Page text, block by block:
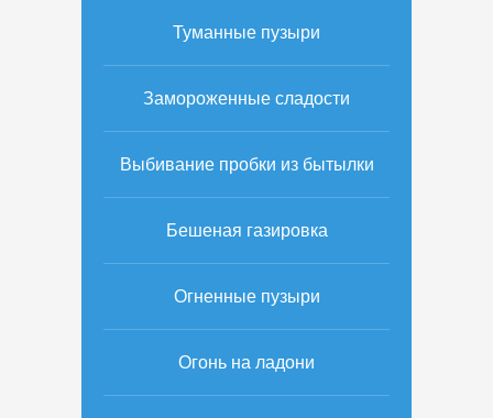
Туманные пузыри
Замороженные сладости
Выбивание пробки из бытылки
Бешеная газировка
Огненные пузыри
Огонь на ладони